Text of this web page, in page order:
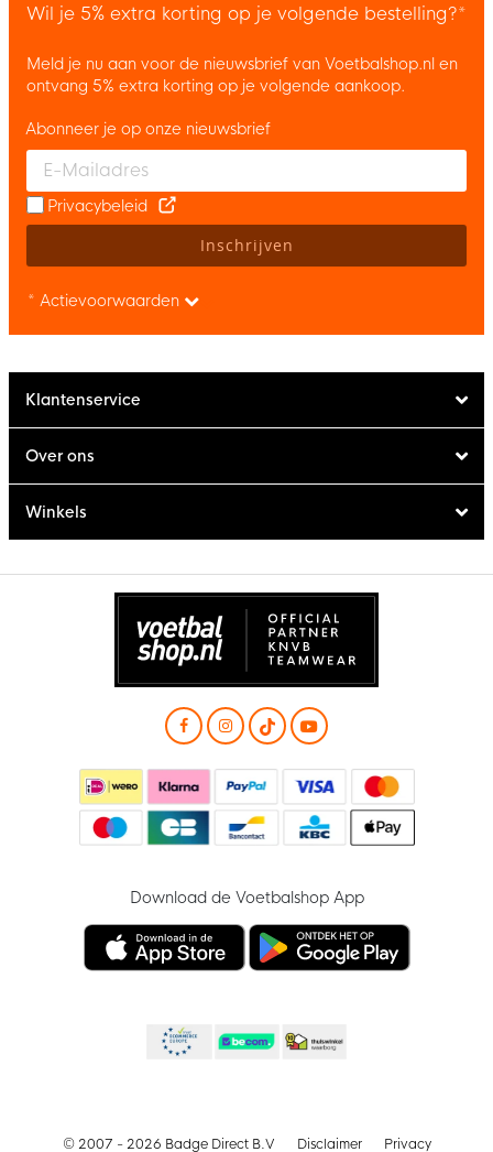
Wil je 5% extra korting op je volgende bestelling?*
Meld je nu aan voor de nieuwsbrief van Voetbalshop.nl en
ontvang 5% extra korting op je volgende aankoop.
Enter your email and accept the privacy policy to subscribe to
Abonneer je op onze nieuwsbrief
Privacybeleid
Inschrijven
* Actievoorwaarden
Klantenservice
Over ons
Winkels
Download de Voetbalshop App
© 2007 - 2026 Badge Direct B.V Disclaimer Privacy